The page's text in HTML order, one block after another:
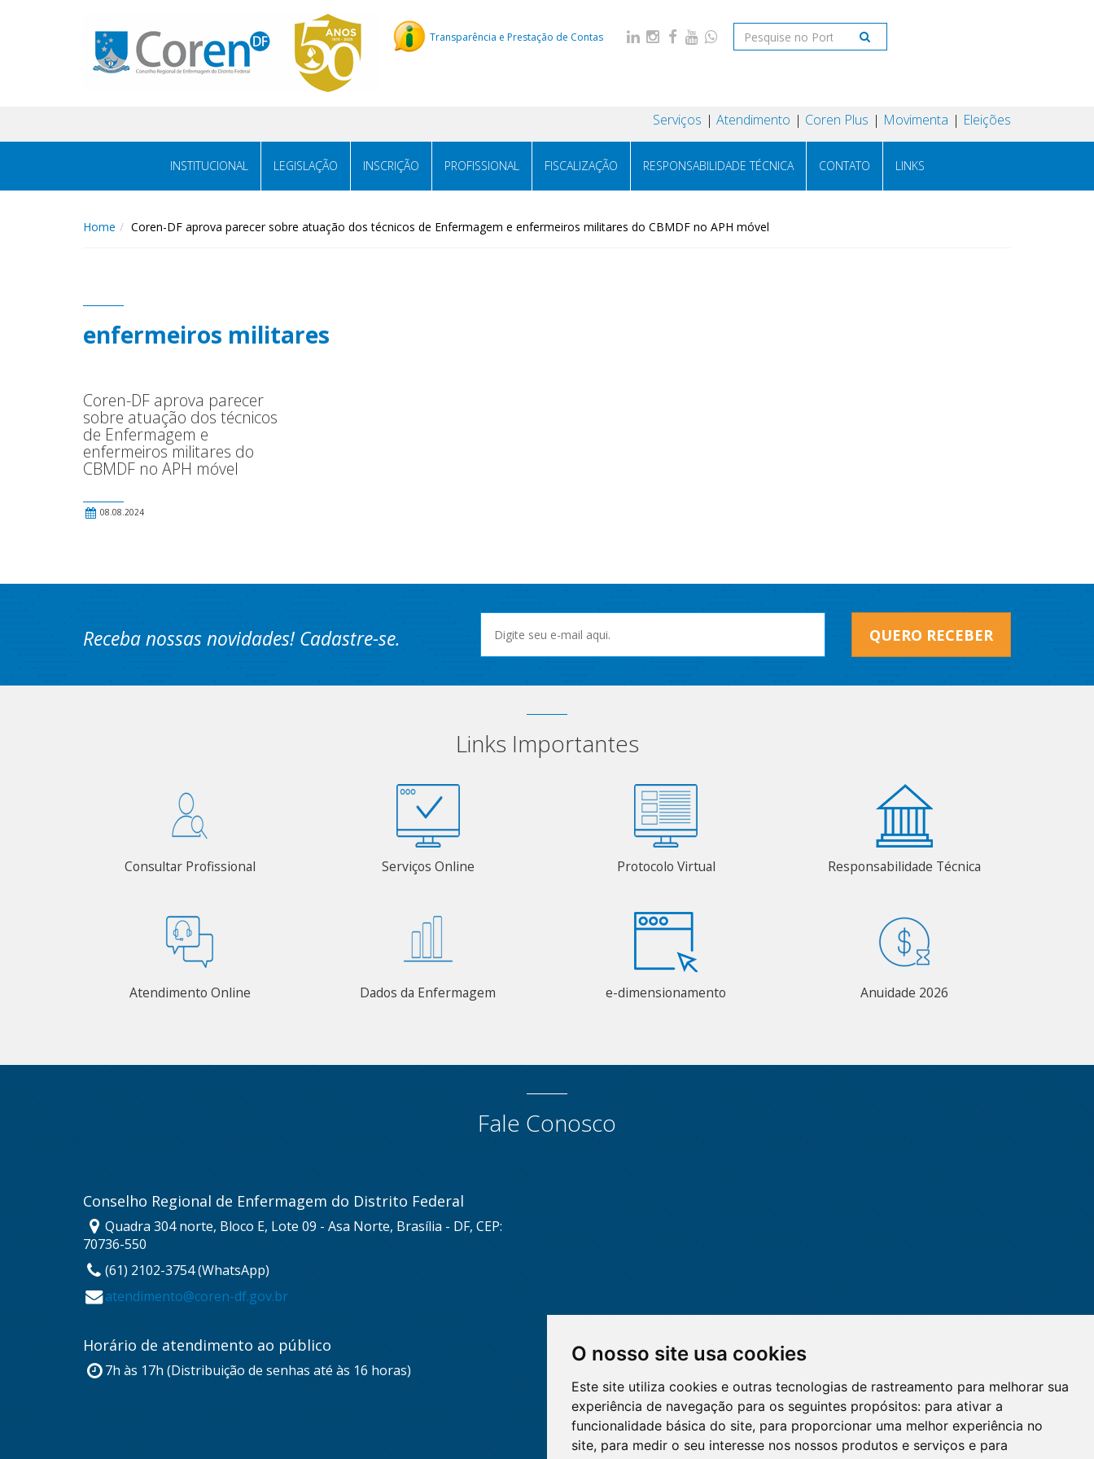
O nosso site usa cookies
Este site utiliza cookies e outras tecnologias de rastreamento para melhorar sua
experiência de navegação para os seguintes propósitos: para ativar a
funcionalidade básica do site, para proporcionar uma melhor experiência no
site, para medir o seu interesse nos nossos produtos e serviços e para
Transparência e Prestação de Contas
Serviços Atendimento Coren Plus Movimenta Eleições
INSTITUCIONAL LEGISLAÇÃO INSCRIÇÃO PROFISSIONAL FISCALIZAÇÃO RESPONSABILIDADE TÉCNICA CONTATO LINKS
Home Coren-DF aprova parecer sobre atuação dos técnicos de Enfermagem e enfermeiros militares do CBMDF no APH móvel
enfermeiros militares
Coren-DF aprova parecer
sobre atuação dos técnicos
de Enfermagem e
enfermeiros militares do
CBMDF no APH móvel
08.08.2024
Receba nossas novidades! Cadastre-se. QUERO RECEBER
Links Importantes
Consultar Profissional Serviços Online Protocolo Virtual Responsabilidade Técnica
Atendimento Online Dados da Enfermagem e-dimensionamento Anuidade 2026
Fale Conosco
Conselho Regional de Enfermagem do Distrito Federal
Quadra 304 norte, Bloco E, Lote 09 - Asa Norte, Brasília - DF, CEP:
70736-550
(61) 2102-3754 (WhatsApp)
atendimento@coren-df.gov.br
Horário de atendimento ao público
7h às 17h (Distribuição de senhas até às 16 horas)
O WhatsApp é o principal canal